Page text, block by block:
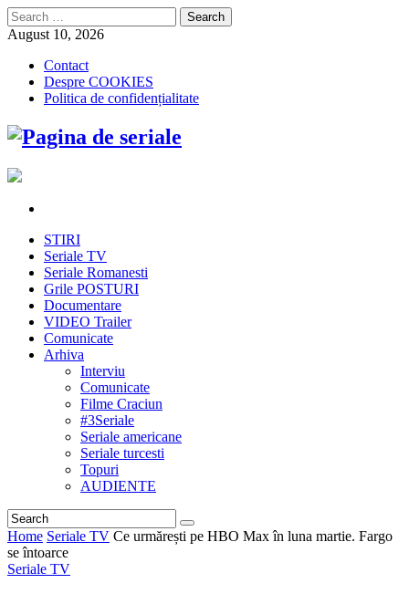
Search
for:
August 10, 2026
Contact
Despre COOKIES
Politica de confidențialitate
STIRI
Seriale TV
Seriale Romanesti
Grile POSTURI
Documentare
VIDEO Trailer
Comunicate
Arhiva
Interviu
Comunicate
Filme Craciun
#3Seriale
Seriale americane
Seriale turcesti
Topuri
AUDIENTE
Home Seriale TV Ce urmărești pe HBO Max în luna martie. Fargo
se întoarce
Seriale TV